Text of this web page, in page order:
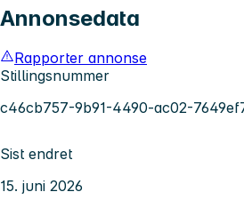
Annonsedata
Rapporter annonse
Stillingsnummer
c46cb757-9b91-4490-ac02-
Sist endret
15. juni 2026